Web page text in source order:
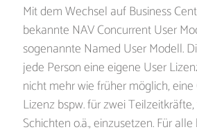
Mit dem Wechsel auf Business
bekannte NAV Concurrent User
sogenannte Named User Modell.
jede Person eine eigene User
nicht mehr wie früher möglich,
Lizenz bspw. für zwei
Schichten o.ä., einzusetzen. Für